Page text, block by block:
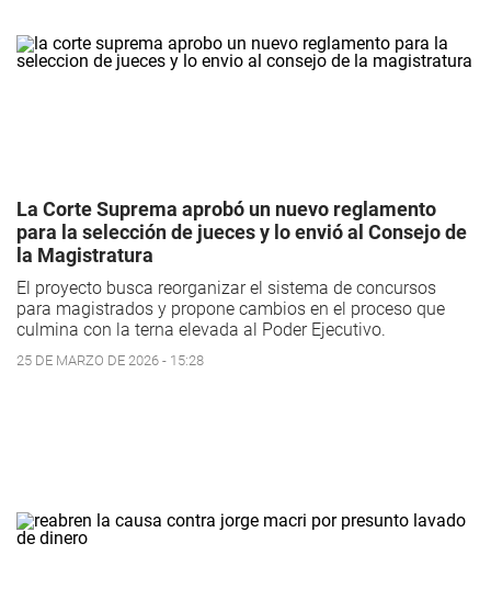
La Corte Suprema aprobó un nuevo reglamento
para la selección de jueces y lo envió al Consejo de
la Magistratura
El proyecto busca reorganizar el sistema de concursos
para magistrados y propone cambios en el proceso que
culmina con la terna elevada al Poder Ejecutivo.
25 DE MARZO DE 2026 - 15:28